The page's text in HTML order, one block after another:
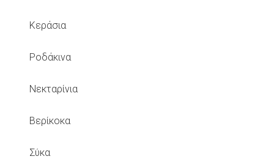
Κεράσια
Ροδάκινα
Νεκταρίνια
Βερίκοκα
Σύκα